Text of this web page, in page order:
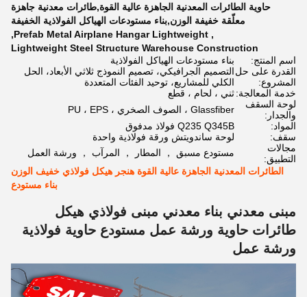
حاوية الطائرات المعدنية الجاهزة عالية القوة,طائرات معدنية جاهزة
معلّقة خفيفة الوزن,بناء مستودعات الهياكل الفولاذية الخفيفة
,
Prefab Metal Airplane Hangar Lightweight
,
Lightweight Steel Structure Warehouse Construction
اسم المنتج:
بناء مستودعات الهياكل الفولاذية
القدرة على حل
المشروع:
التصميم الجرافيكي، تصميم النموذج ثلاثي الأبعاد، الحل
الكلي للمشاريع، توحيد الفئات المتعددة
خدمة المعالجة:ثني ، لحام ، قطع
لوحة السقف
والجدار:
Glassfiber ، الصوف الصخري ، PU ، EPS
المواد:
Q235 Q345B فولاذ مدفوق
سقف:
لوحة ساندويتش ورقة فولاذية واحدة
مجالات
التطبيق:
مستودع مسبق ， المطار ， المرآب ， ورشة العمل
الطائرات المعدنية الجاهزة عالية القوة هنجر هيكل فولاذي خفيف الوزن
بناء مستودع
مبنى معدني بناء معدني مبنى فولاذي هيكل
طائرات حاوية ورشة عمل مستودع حاوية فولاذية
ورشة عمل